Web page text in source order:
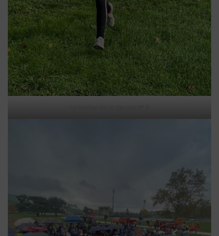
Le leader de la course n° 2